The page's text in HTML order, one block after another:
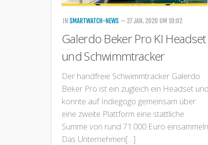
IN SMARTWATCH-NEWS — 27 JAN. 2020 UM 10:02
Galerdo Beker Pro KI Headset
und Schwimmtracker
Der handfreie Schwimmtracker Galerdo
Beker Pro ist ein zugleich ein Headset und
konnte auf Indiegogo gemeinsam über
eine zweite Plattform eine stattliche
Summe von rund 71.000 Euro
Das Unternehmen[…]